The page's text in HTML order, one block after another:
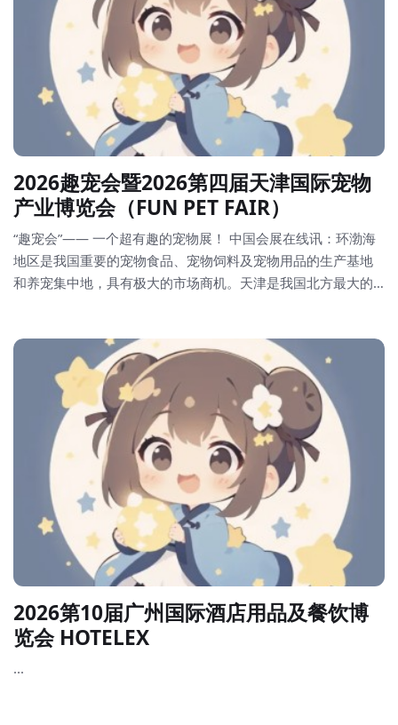
2026趣宠会暨2026第四届天津国际宠物
产业博览会（FUN PET FAIR）
“趣宠会”—— 一个超有趣的宠物展！ 中国会展在线讯：环渤海
地区是我国重要的宠物食品、宠物饲料及宠物用品的生产基地
和养宠集中地，具有极大的市场商机。天津是我国北方最大的
国家会展中心落地天津，将推动天津会展业持续做大做强。天
津“趣宠会”也将也为参展单位占据北方市场带来无限商机，...
2026第10届广州国际酒店用品及餐饮博
览会 HOTELEX
...